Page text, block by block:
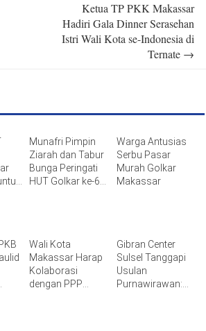
Ketua TP PKK Makassar
Hadiri Gala Dinner Serasehan
Istri Wali Kota se-Indonesia di
Ternate →
Munafri Pimpin
Ziarah dan Tabur
Bunga Peringati
HUT Golkar ke-61
Warga Antusias
Serbu Pasar
Murah Golkar
Makassar
Wali Kota
Makassar Harap
Kolaborasi
dengan PPP
Gibran Center
Sulsel Tanggapi
Usulan
Purnawirawan: